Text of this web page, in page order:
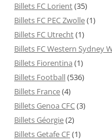
Billets FC Lorient(35)
Billets FC PEC Zwolle(1)
Billets FC Utrecht(1)
Billets FC Western Sydney
Billets Fiorentina (1)
Billets Football(536)
Billets France(4)
Billets Genoa CFC(3)
Billets Géorgie(2)
Billets Getafe CF(1)